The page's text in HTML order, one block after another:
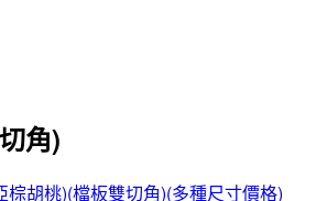
角)
胡桃)(檔板雙切角)(多種尺寸價格)